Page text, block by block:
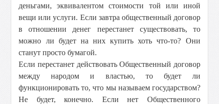
деньгами, эквивалентом стоимости той или иной
вещи или услуги. Если завтра общественный договор
в отношении денег перестанет существовать, то
можно ли будет на них купить хоть что-то? Они
станут просто бумагой.
Если перестанет действовать Общественный договор
между народом и властью, то будет ли
функционировать то, что мы называем государством?
Не будет, конечно. Если нет Общественного